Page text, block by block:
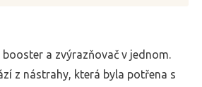
a zvýrazňovač v jednom.
z nástrahy, která byla potřena s